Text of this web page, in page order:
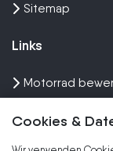
Cookies &
Sitemap
Links
Motorrad